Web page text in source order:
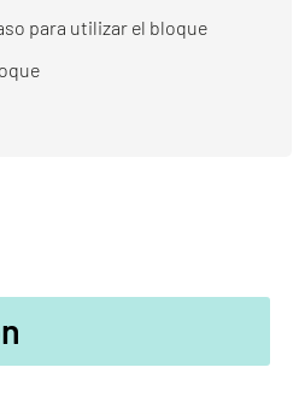
para utilizar el bloque